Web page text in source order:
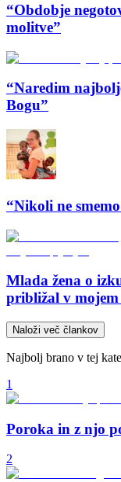
“Obdobje
molitve”
“Naredim
Bogu”
“Nikoli ne
Mlada žena o
približal v
Naloži več člankov
Najbolj brano v tej
1
Poroka in z njo
2